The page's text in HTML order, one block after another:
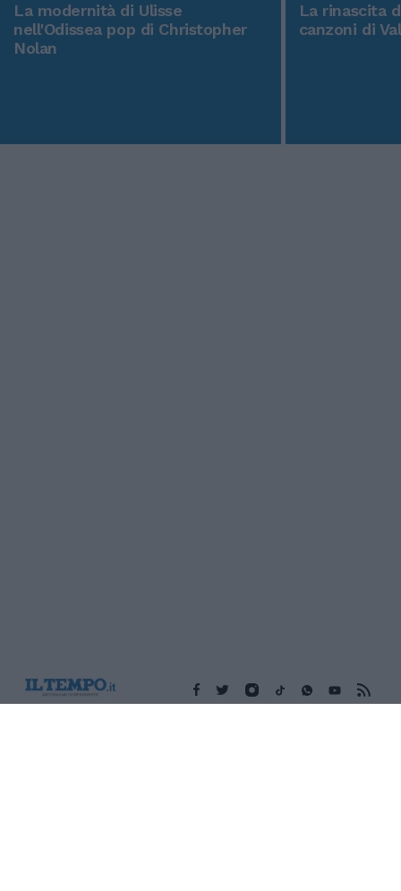
La modernità di Ulisse
nell'Odissea pop di Christopher
Nolan
La rinascita
canzoni di